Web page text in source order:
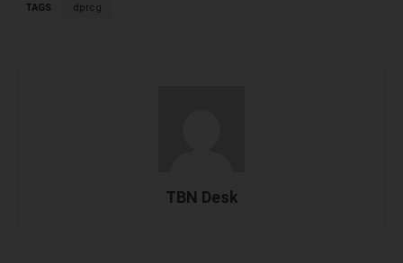
TAGS dprcg
TBN Desk